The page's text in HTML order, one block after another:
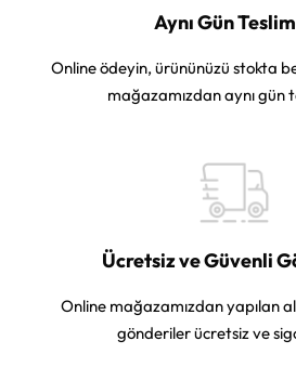
Aynı Gün
Online ödeyin, ürününüzü stokta
mağazamızdan aynı gün
Ücretsiz ve Güvenli
Online mağazamızdan yapılan
gönderiler ücretsiz ve